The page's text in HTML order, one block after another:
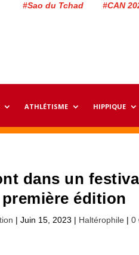
#Sao du Tchad #CAN
ATHLÉTISME HIPPIQUE
dans un
première édition
|Juin 15, 2023 | Haltérophile |0